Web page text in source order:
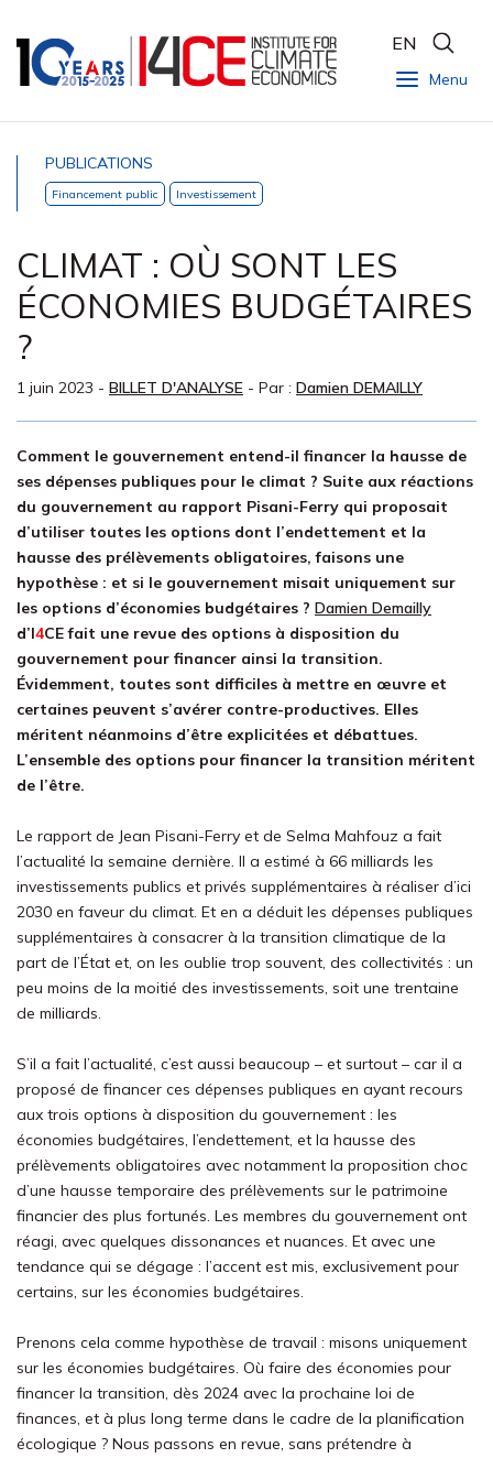
Menu
EN
PUBLICATIONS
Financement public Investissement
CLIMAT : OÙ SONT LES
ÉCONOMIES BUDGÉTAIRES
?
1 juin 2023 - BILLET D'ANALYSE - Par : Damien DEMAILLY
Comment le gouvernement entend-il financer la hausse de
ses dépenses publiques pour le climat ? Suite aux réactions
du gouvernement au rapport Pisani-Ferry qui proposait
d’utiliser toutes les options dont l’endettement et la
hausse des prélèvements obligatoires, faisons une
hypothèse : et si le gouvernement misait uniquement sur
les options d’économies budgétaires ? Damien Demailly
d’I4CEfait une revue des options à disposition du
gouvernement pour financer ainsi la transition.
Évidemment, toutes sont difficiles à mettre en œuvre et
certaines peuvent s’avérer contre-productives. Elles
méritent néanmoins d’être explicitées et débattues.
L’ensemble des options pour financer la transition méritent
de l’être.
Le rapport de Jean Pisani-Ferry et de Selma Mahfouz a fait
l’actualité la semaine dernière. Il a estimé à 66 milliards les
investissements publics et privés supplémentaires à réaliser d’ici
2030 en faveur du climat. Et en a déduit les dépenses publiques
supplémentaires à consacrer à la transition climatique de la
part de l’État et, on les oublie trop souvent, des collectivités : un
peu moins de la moitié des investissements, soit une trentaine
de milliards.
S’il a fait l’actualité, c’est aussi beaucoup – et surtout – car il a
proposé de financer ces dépenses publiques en ayant recours
aux trois options à disposition du gouvernement : les
économies budgétaires, l’endettement, et la hausse des
prélèvements obligatoires avec notamment la proposition choc
d’une hausse temporaire des prélèvements sur le patrimoine
financier des plus fortunés. Les membres du gouvernement ont
réagi, avec quelques dissonances et nuances. Et avec une
tendance qui se dégage : l’accent est mis, exclusivement pour
certains, sur les économies budgétaires.
Prenons cela comme hypothèse de travail : misons uniquement
sur les économies budgétaires. Où faire des économies pour
financer la transition, dès 2024 avec la prochaine loi de
finances, et à plus long terme dans le cadre de la planification
écologique ? Nous passons en revue, sans prétendre à